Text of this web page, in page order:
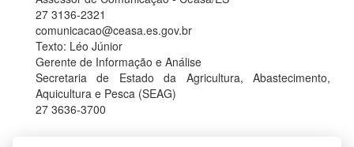
27 3136-2321
comunicacao@ceasa.es.gov.br
Texto: Léo Júnior
Gerente de Informação e Análise
Secretaria de Estado da Agricultura, Abastecimento,
Aquicultura e Pesca (SEAG)
27 3636-3700